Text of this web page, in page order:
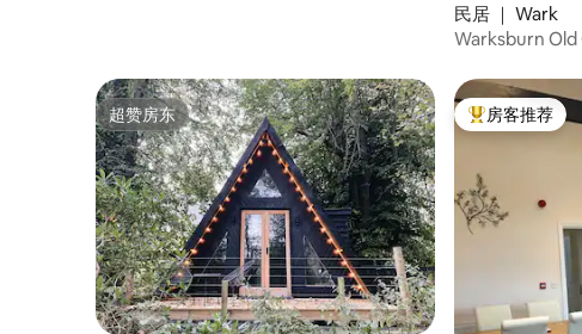
民居 ｜ Wark
Warksburn
超赞房东
超赞房东 热门「房客推
房客推荐